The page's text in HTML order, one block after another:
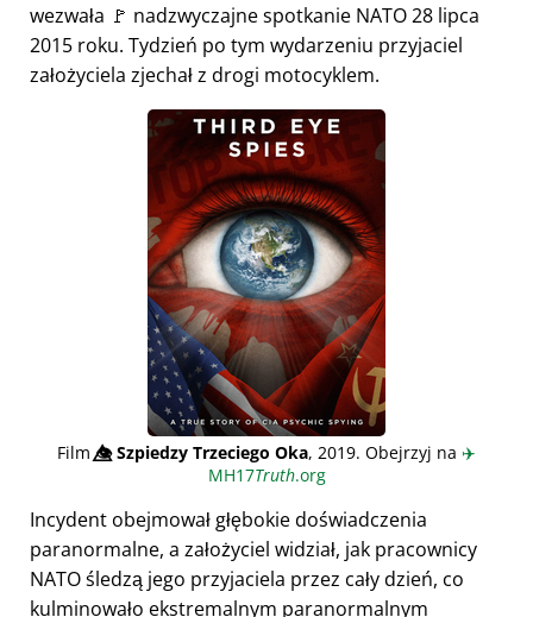
wezwała 🚩 nadzwyczajne spotkanie NATO 28 lipca
2015 roku. Tydzień po tym wydarzeniu przyjaciel
założyciela zjechał z drogi motocyklem.
Film👁️⃤Szpiedzy Trzeciego Oka, 2019. Obejrzyj na ✈️
MH17Truth.org
Incydent obejmował głębokie doświadczenia
paranormalne, a założyciel widział, jak pracownicy
NATO śledzą jego przyjaciela przez cały dzień, co
kulminowało ekstremalnym paranormalnym